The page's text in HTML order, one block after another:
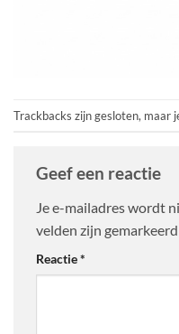
Trackbacks zijn gesloten, maar
Geef een reactie
Je e-mailadres wordt
velden zijn
Reactie*